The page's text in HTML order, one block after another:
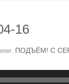
16
ПОДЪЁМ! С